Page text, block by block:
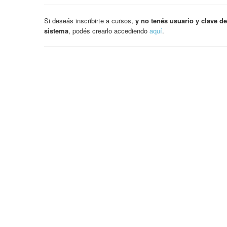
Si deseás inscribirte a cursos, y no tenés usuario y clave
sistema, podés crearlo accediendo aquí.